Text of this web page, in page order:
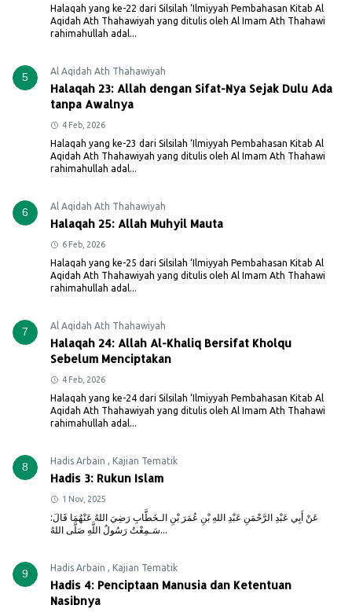
Halaqah yang ke-22 dari Silsilah ‘Ilmiyyah Pembahasan Kitab Al
Aqidah Ath Thahawiyah yang ditulis oleh Al Imam Ath Thahawi
rahimahullah adal...
5 Al Aqidah Ath Thahawiyah
Halaqah 23: Allah dengan Sifat-Nya Sejak Dulu Ada
tanpa Awalnya
4 Feb, 2026
Halaqah yang ke-23 dari Silsilah ‘Ilmiyyah Pembahasan Kitab Al
Aqidah Ath Thahawiyah yang ditulis oleh Al Imam Ath Thahawi
rahimahullah adal...
6 Al Aqidah Ath Thahawiyah
Halaqah 25: Allah Muhyil Mauta
6 Feb, 2026
Halaqah yang ke-25 dari Silsilah ‘Ilmiyyah Pembahasan Kitab Al
Aqidah Ath Thahawiyah yang ditulis oleh Al Imam Ath Thahawi
rahimahullah adal...
7 Al Aqidah Ath Thahawiyah
Halaqah 24: Allah Al-Khaliq Bersifat Kholqu
Sebelum Menciptakan
4 Feb, 2026
Halaqah yang ke-24 dari Silsilah ‘Ilmiyyah Pembahasan Kitab Al
Aqidah Ath Thahawiyah yang ditulis oleh Al Imam Ath Thahawi
rahimahullah adal...
8 Hadis Arbain , Kajian Tematik
Hadis 3: Rukun Islam
1 Nov, 2025
عَنْ أَبِي عَبْدِ الرَّحْمَنِ عَبْدِ اللهِ بْنِ عُمَرَ بْنِ الـخَطَّابِ رَضِيَ اللهُ عَنْهُمَا قَالَ:
سَـمِعْتُ رَسُولُ اللَّهِ صَلَّى اللهُ...
9 Hadis Arbain , Kajian Tematik
Hadis 4: Penciptaan Manusia dan Ketentuan
Nasibnya